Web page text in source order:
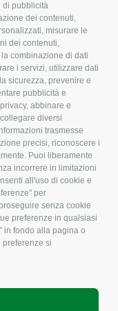
di pubblicità
dei contenuti,
misurare le
dei contenuti,
combinazione di dati
i servizi, utilizzare dati
sicurezza, prevenire e
pubblicità e
abbinare e
diversi
trasmesse
precisi, riconoscere i
Puoi liberamente
incorrere in limitazioni
all'uso di cookie e
per
senza cookie
preferenze in qualsiasi
in fondo alla pagina o
si
in evidenza
Stampa
Newsletter